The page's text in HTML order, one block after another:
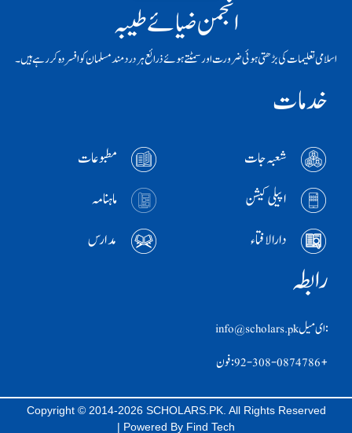
انجمن ضیائے طیبہ
اسلامی تعلیمات کی بڑھتی ہوئی ضرورت اور سمٹتے ہوئے ذرائع ہر دردمند مسلمان کو افسردہ کر رہے ہیں۔
خدمات
شعبہ جات
مطبوعات
اپیلی کیشن
ماہنامہ
دارالافتاء
مدارس
رابطہ
:ای ميل info@scholars.pk
+92-308-0874786 :فون
Copyright © 2014-2026 SCHOLARS.PK. All Rights Reserved
| Powered By Find Tech